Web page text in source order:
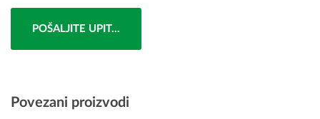
POŠALJITE UPIT...
Povezani proizvodi